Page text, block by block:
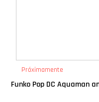
Próximamente
Funko Pop DC Aquaman